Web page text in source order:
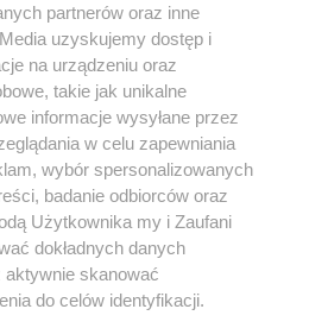
nie może być powielany i
w jakikolwiek sposób (w
na jakimkolwiek polu
włącznie z umieszczaniem w
praw. Jakiekolwiek użycie lub
lub w części z naruszeniem prawa,
pod groźbą kary i może być
partnerów oraz inne
uzyskujemy dostęp i
na urządzeniu oraz
takie jak unikalne
informacje wysyłane przez
w celu zapewniania
wybór spersonalizowanych
badanie odbiorców oraz
Użytkownika my i Zaufani
dokładnych danych
skanować
do celów identyfikacji.